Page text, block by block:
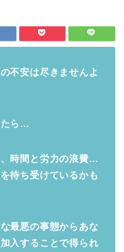
不安は尽きませんよ
たら…
時間と労力の浪費…
待ち受けているかも
最悪の事態からあな
入することで得られ